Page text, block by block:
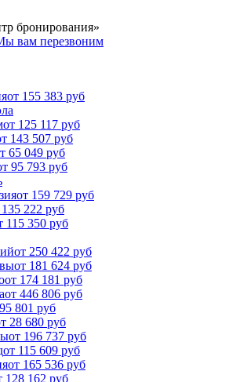
бронирования»
вам перезвоним
от 155 383 руб
от 125 117 руб
143 507 руб
65 049 руб
95 793 руб
от 159 729 руб
222 руб
115 350 руб
от 250 422 руб
от 181 624 руб
от 174 181 руб
от 446 806 руб
801 руб
28 680 руб
от 196 737 руб
от 115 609 руб
от 165 536 руб
128 162 руб